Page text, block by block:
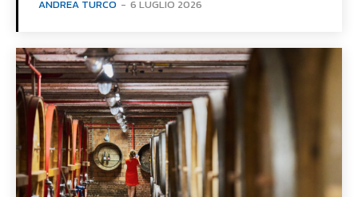
ANDREA TURCO - 6 LUGLIO 2026